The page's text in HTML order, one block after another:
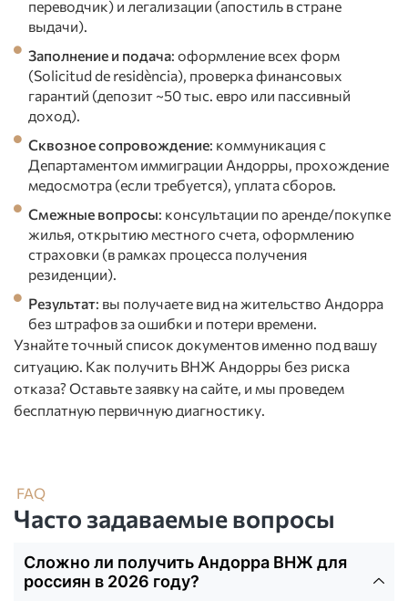
переводчик) и легализации (апостиль в стране
выдачи).
Заполнение и подача: оформление всех форм
(Solicitud de residència), проверка финансовых
гарантий (депозит ~50 тыс. евро или пассивный
доход).
Сквозное сопровождение: коммуникация с
Департаментом иммиграции Андорры, прохождение
медосмотра (если требуется), уплата сборов.
Смежные вопросы: консультации по аренде/покупке
жилья, открытию местного счета, оформлению
страховки (в рамках процесса получения
резиденции).
Результат: вы получаете вид на жительство Андорра
без штрафов за ошибки и потери времени.
Узнайте точный список документов именно под вашу
ситуацию. Как получить ВНЖ Андорры без риска
отказа? Оставьте заявку на сайте, и мы проведем
бесплатную первичную диагностику.
FAQ
Часто задаваемые вопросы
Сложно ли получить Андорра ВНЖ для
россиян в 2026 году?